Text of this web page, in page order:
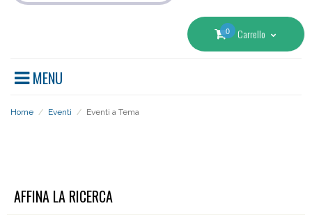
0 Carrello
MENU
Home / Eventi / Eventi a Tema
AFFINA LA RICERCA